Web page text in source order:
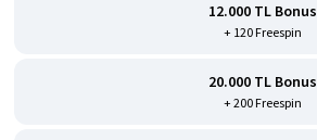
12.000 TL Bonus
+ 120 Freespin
20.000 TL Bonus
+ 200 Freespin